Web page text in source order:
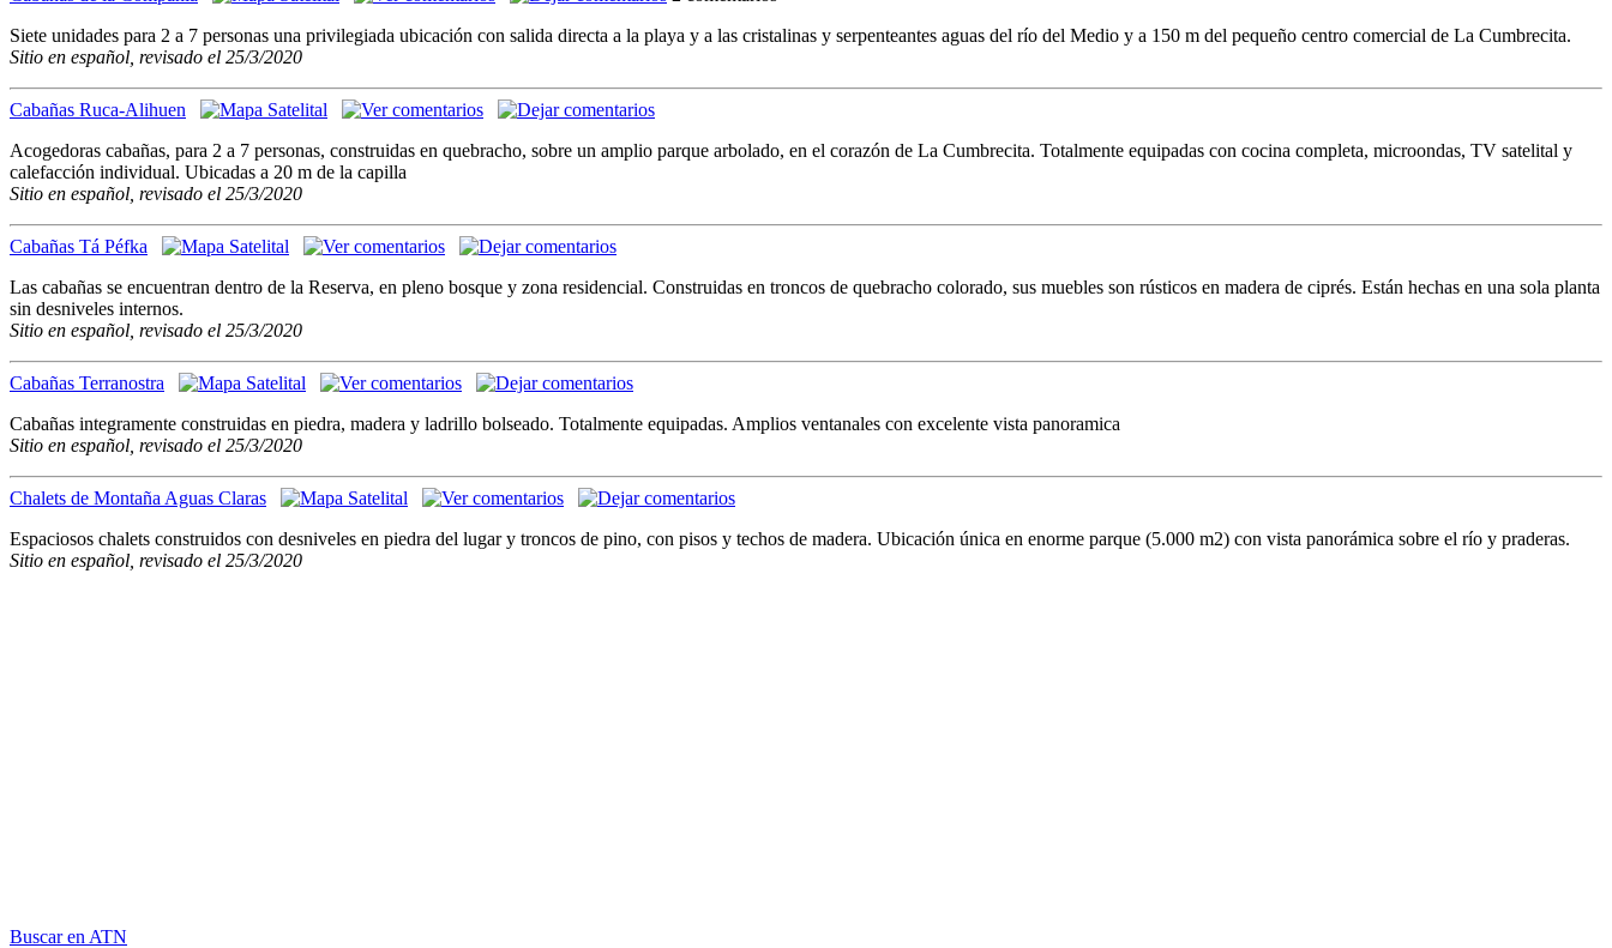
Siete unidades para 2 a 7 personas una privilegiada ubicación con salida directa a la playa y a las cristalinas y serpenteantes aguas del río del Medio y a 150 m del pequeño centro comercial de La Cumbrecita.
Sitio en español, revisado el 25/3/2020
Cabañas Ruca-Alihuen
Acogedoras cabañas, para 2 a 7 personas, construidas en quebracho, sobre un amplio parque arbolado, en el corazón de La Cumbrecita. Totalmente equipadas con cocina completa, microondas, TV satelital y
calefacción individual. Ubicadas a 20 m de la capilla
Sitio en español, revisado el 25/3/2020
Cabañas Tá Péfka
Las cabañas se encuentran dentro de la Reserva, en pleno bosque y zona residencial. Construidas en troncos de quebracho colorado, sus muebles son rústicos en madera de ciprés. Están hechas en una sola planta
sin desniveles internos.
Sitio en español, revisado el 25/3/2020
Cabañas Terranostra
Cabañas integramente construidas en piedra, madera y ladrillo bolseado. Totalmente equipadas. Amplios ventanales con excelente vista panoramica
Sitio en español, revisado el 25/3/2020
Chalets de Montaña Aguas Claras
Espaciosos chalets construidos con desniveles en piedra del lugar y troncos de pino, con pisos y techos de madera. Ubicación única en enorme parque (5.000 m2) con vista panorámica sobre el río y praderas.
Sitio en español, revisado el 25/3/2020
Buscar en ATN